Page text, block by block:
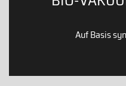
Auf Basis